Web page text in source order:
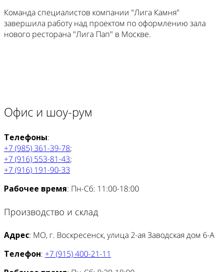
Команда специалистов компании "Лига Камня"
завершила работу над проектом по оформлению зала
нового ресторана "Лига Пап" в Москве.
Офис и шоу-рум
Телефоны:
+7 (985) 361-39-78;
+7 (916) 553-81-43;
+7 (916) 191-90-33
Рабочее время: Пн-Сб: 11:00-18:00
Производство и склад
Адрес: МО, г. Воскресенск, улица 2-ая Заводская дом 6-А
Телефон: +7 (915) 400-21-11